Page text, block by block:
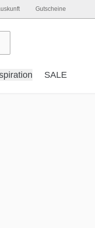
SALE
Gutscheine